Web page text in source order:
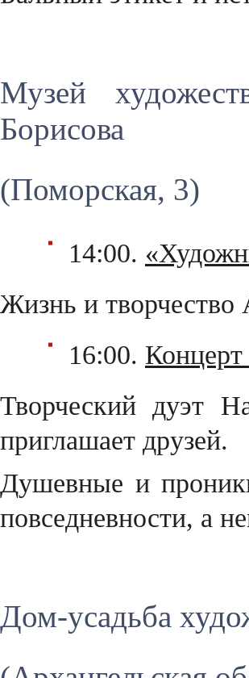
Музей
Борисова
(Поморская, 3)
14:00.
Жизнь и творчество
16:00.
Творческий дуэт
приглашает друзей.
Душевные и
повседневности, а
Дом-усадьба